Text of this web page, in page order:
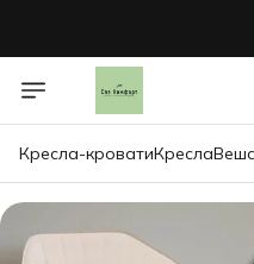
Кресла-кроватиКресла